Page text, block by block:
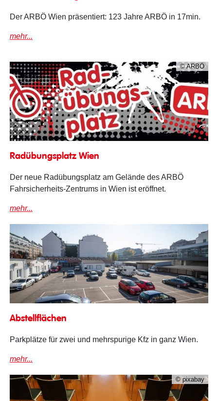
Der ARBÖ Wien präsentiert: 123 Jahre ARBÖ in 17min.
mehr...
© ARBÖ
Radübungsplatz Wien
Der neue Radübungsplatz am Gelände des ARBÖ
Fahrsicherheits-Zentrums in Wien ist eröffnet.
mehr...
Abstellflächen
Parkplätze für zwei und mehrspurige Kfz in ganz Wien.
mehr...
© pixabay